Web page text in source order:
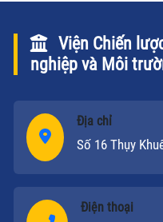
Viện Chiến
nghiệp và Môi
Địa chỉ
Số 16 Thụy
Điện thoại